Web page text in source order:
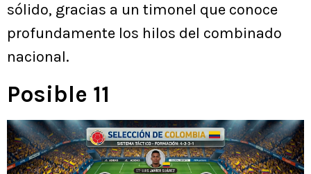
sólido, gracias a un timonel que conoce
profundamente los hilos del combinado
nacional.
Posible 11